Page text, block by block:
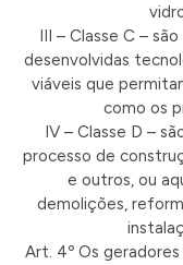
III – Classe C –
desenvolvidas
viáveis que
como os
IV – Classe D –
processo de
e outros, ou
demolições,
Art. 4º Os